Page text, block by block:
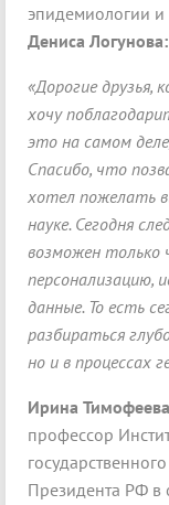
эпидемиологии
Дениса Логунова:
«Дорогие друзья,
хочу
это на самом
Спасибо, что
хотел пожелать
науке. Сегодня
возможен только
персонализацию,
данные. То есть
разбираться
но и в процессах
Ирина Тимофеева
профессор
Президента РФ в